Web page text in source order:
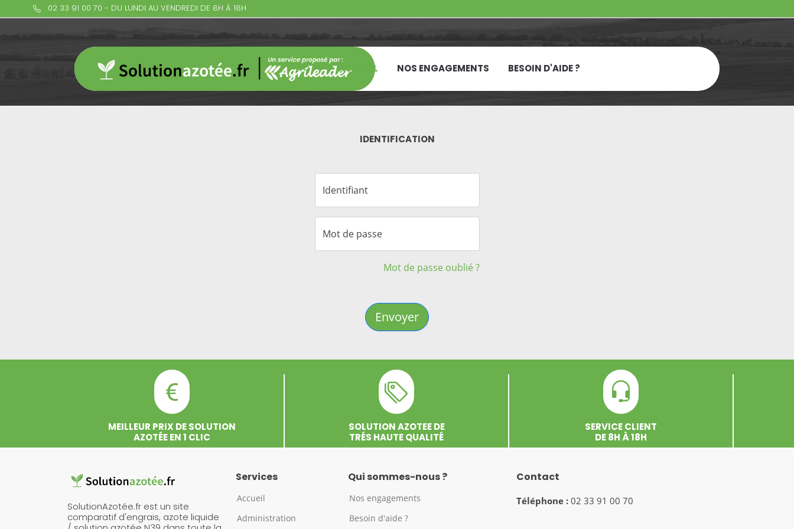
02 33 91 00 70 - DU LUNDI AU VENDREDI DE 8H À 18H
ACCUEIL NOS ENGAGEMENTS BESOIN D'AIDE ?
IDENTIFICATION
Identifiant
Mot de passe
Mot de passe oublié ?
Envoyer
MEILLEUR PRIX DE SOLUTION
AZOTÉE EN 1 CLIC
SOLUTION AZOTEE DE
TRÉS HAUTE QUALITÉ
SERVICE CLIENT
DE 8H À 18H
SolutionAzotée.fr est un site
comparatif d'engrais, azote liquide
Services
Accueil
Administration
Qui sommes-nous ?
Nos engagements
Besoin d'aide ?
Contact
Téléphone : 02 33 91 00 70